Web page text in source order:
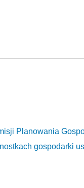
Planowania
gospodarki